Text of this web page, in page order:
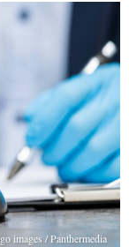
images / Panthermedia